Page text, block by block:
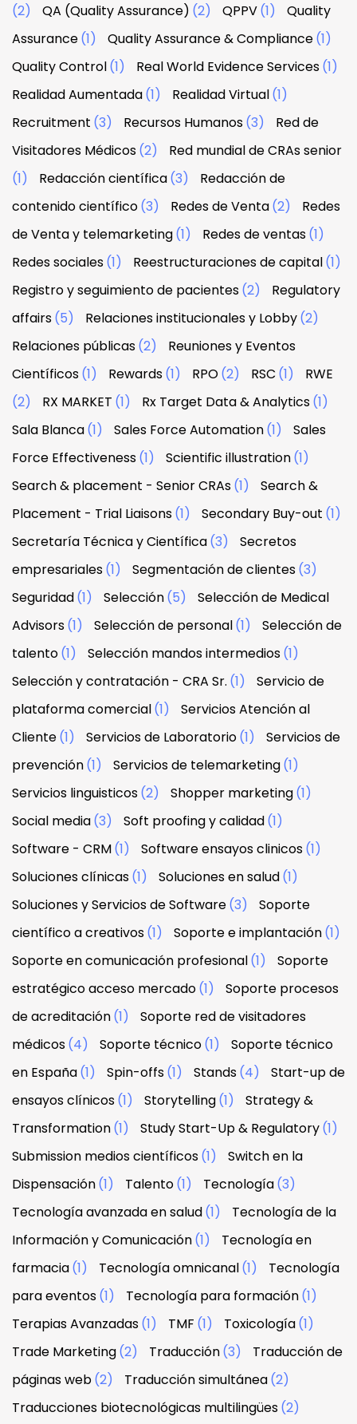
(2) QA (Quality Assurance) (2) QPPV(1)
Quality
Assurance(1) Quality Assurance & Compliance(1)
Quality Control(1) Real World Evidence Services(1)
Realidad Aumentada(1) Realidad Virtual(1)
Recruitment (3) Recursos Humanos(3)
Red de
Visitadores Médicos(2)
Red mundial de CRAs senior
(1)
Redacción científica(3)
Redacción de
contenido científico(3) Redes de Venta(2)
Redes
de Venta y telemarketing(1) Redes de ventas(1)
Redes sociales(1) Reestructuraciones de capital(1)
Registro y seguimiento de pacientes(2)
Regulatory
affairs(5) Relaciones institucionales y Lobby(2)
Relaciones públicas(2)
Reuniones y Eventos
Científicos(1) Rewards(1) RPO(2) RSC (1)
RWE
(2)
RX MARKET (1) Rx Target Data & Analytics(1)
Sala Blanca(1) Sales Force Automation(1)
Sales
Force Effectiveness(1) Scientific illustration(1)
Search & placement - Senior CRAs(1)
Search &
Placement - Trial Liaisons(1) Secondary Buy-out (1)
Secretaría Técnica y Científica(3)
Secretos
empresariales(1) Segmentación de clientes(3)
Seguridad(1) Selección(5)
Selección de Medical
Advisors(1) Selección de personal(1)
Selección de
talento(1) Selección mandos intermedios(1)
Selección y contratación - CRA Sr. (1)
Servicio de
plataforma comercial(1)
Servicios Atención al
Cliente(1) Servicios de Laboratorio(1)
Servicios de
prevención(1) Servicios de telemarketing(1)
Servicios linguisticos(2) Shopper marketing(1)
Social media(3) Soft proofing y calidad(1)
Software - CRM(1) Software ensayos clinicos(1)
Soluciones clínicas(1) Soluciones en salud(1)
Soluciones y Servicios de Software(3)
Soporte
científico a creativos(1) Soporte e implantación(1)
Soporte en comunicación profesional(1)
Soporte
estratégico acceso mercado(1)
Soporte procesos
de acreditación(1)
Soporte red de visitadores
médicos(4) Soporte técnico(1)
Soporte técnico
en España(1) Spin-offs(1) Stands(4)
Start-up de
ensayos clínicos(1) Storytelling(1)
Strategy &
Transformation(1) Study Start-Up & Regulatory(1)
Submission medios científicos(1)
Switch en la
Dispensación(1) Talento(1) Tecnología(3)
Tecnología avanzada en salud(1)
Tecnología de la
Información y Comunicación(1)
Tecnología en
farmacia(1) Tecnología omnicanal(1)
Tecnología
para eventos(1) Tecnología para formación(1)
Terapias Avanzadas(1) TMF (1) Toxicología(1)
Trade Marketing(2) Traducción(3)
Traducción de
páginas web(2) Traducción simultánea(2)
Traducciones biotecnológicas multilingües(2)